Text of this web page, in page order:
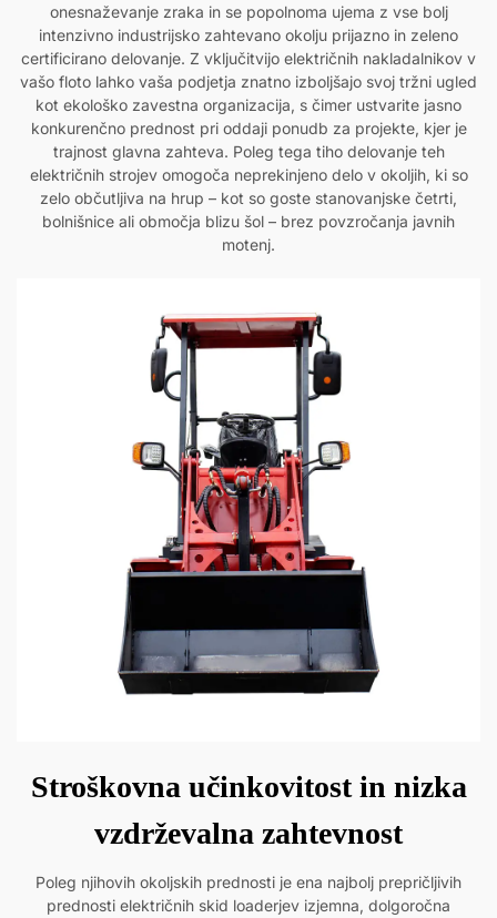
onesnaževanje zraka in se popolnoma ujema z vse bolj
intenzivno industrijsko zahtevano okolju prijazno in zeleno
certificirano delovanje. Z vključitvijo električnih nakladalnikov v
vašo floto lahko vaša podjetja znatno izboljšajo svoj tržni ugled
kot ekološko zavestna organizacija, s čimer ustvarite jasno
konkurenčno prednost pri oddaji ponudb za projekte, kjer je
trajnost glavna zahteva. Poleg tega tiho delovanje teh
električnih strojev omogoča neprekinjeno delo v okoljih, ki so
zelo občutljiva na hrup – kot so goste stanovanjske četrti,
bolnišnice ali območja blizu šol – brez povzročanja javnih
motenj.
Stroškovna učinkovitost in nizka
vzdrževalna zahtevnost
Poleg njihovih okoljskih prednosti je ena najbolj prepričljivih
prednosti električnih skid loaderjev izjemna, dolgoročna